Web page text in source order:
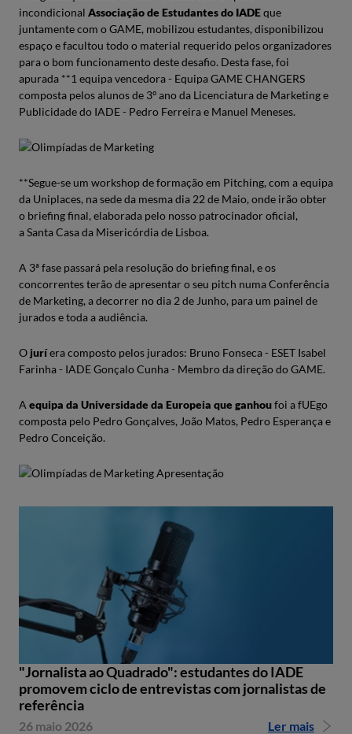
incondicional Associação de Estudantes do IADEque
juntamente com o GAME, mobilizou estudantes, disponibilizou
espaço e facultou todo o material requerido pelos organizadores
para o bom funcionamento deste desafio. Desta fase, foi
apurada **1 equipa vencedora - Equipa GAME CHANGERS
composta pelos alunos de 3º ano da Licenciatura de Marketing e
Publicidade do IADE - Pedro Ferreira e Manuel Meneses.
**Segue-se um workshop de formação em Pitching, com a equipa
da Uniplaces, na sede da mesma dia 22 de Maio, onde irão obter
o briefing final, elaborada pelo nosso patrocinador oficial,
a Santa Casa da Misericórdia de Lisboa.
A 3ª fase passará pela resolução do briefing final, e os
concorrentes terão de apresentar o seu pitch numa Conferência
de Marketing, a decorrer no dia 2 de Junho, para um painel de
jurados e toda a audiência.
O juríera composto pelos jurados: Bruno Fonseca - ESET Isabel
Farinha - IADE Gonçalo Cunha - Membro da direção do GAME.
A equipa da Universidade da Europeia que ganhoufoi a fUEgo
composta pelo Pedro Gonçalves, João Matos, Pedro Esperança e
Pedro Conceição.
"Jornalista ao Quadrado": estudantes do IADE
promovem ciclo de entrevistas com jornalistas de
referência
26 maio 2026 Ler mais